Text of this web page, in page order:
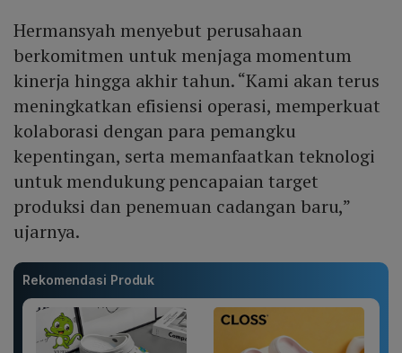
Hermansyah menyebut perusahaan
berkomitmen untuk menjaga momentum
kinerja hingga akhir tahun. “Kami akan terus
meningkatkan efisiensi operasi, memperkuat
kolaborasi dengan para pemangku
kepentingan, serta memanfaatkan teknologi
untuk mendukung pencapaian target
produksi dan penemuan cadangan baru,”
ujarnya.
Rekomendasi Produk